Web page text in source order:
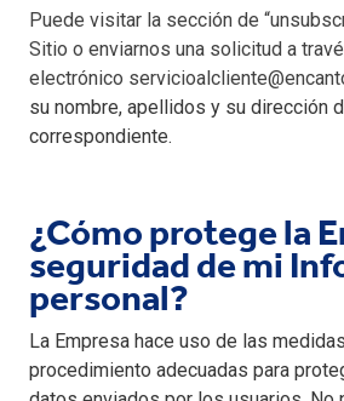
Puede visitar la sección de
Sitio o enviarnos una solicitud a
electrónico
su nombre, apellidos y su dirección
correspondiente.
¿Cómo protege la
seguridad de mi
personal?
La Empresa hace uso de las
procedimiento adecuadas para